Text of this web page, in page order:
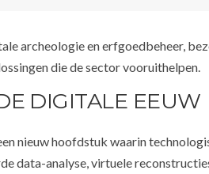
archeologie en erfgoedbeheer,
die de sector vooruithelpen.
DIGITALE EEUW
nieuw hoofdstuk waarin
data-analyse, virtuele